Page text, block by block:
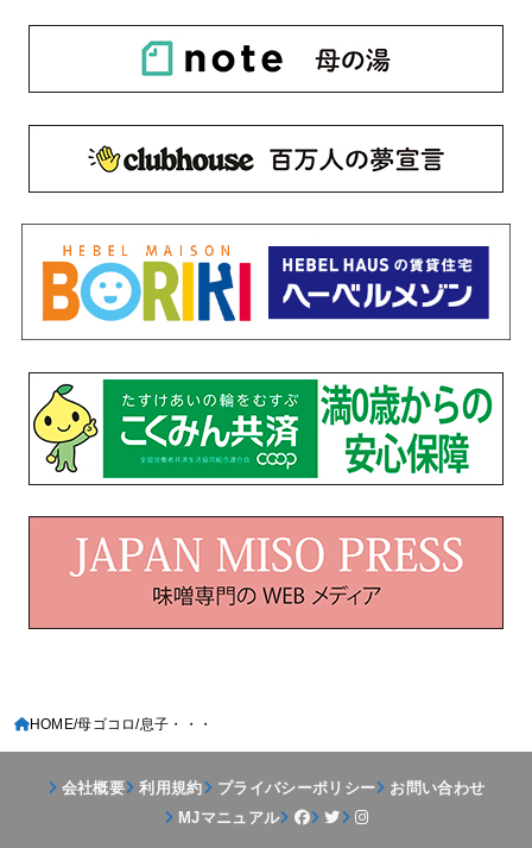
HOME 母ゴコロ 息子・・・
会社概要 利用規約 プライバシーポリシー
お問い合わせ
MJマニュアル